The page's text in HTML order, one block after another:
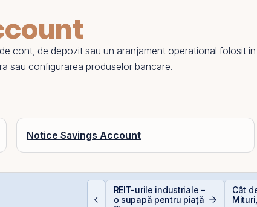
cont, de depozit sau un aranjament operational folosit
sau configurarea produselor bancare.
Notice Savings Account
REIT-urile industriale –
o supapă pentru piață
Cât